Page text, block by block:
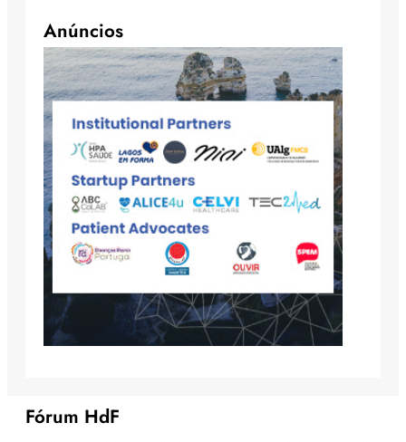
Anúncios
Fórum HdF